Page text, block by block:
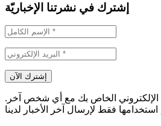
إشترك في نشرتنا الإخباريّة
الإلكتروني الخاص بك مع أي شخص آخر.